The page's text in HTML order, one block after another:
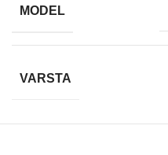
MODEL
VARSTA